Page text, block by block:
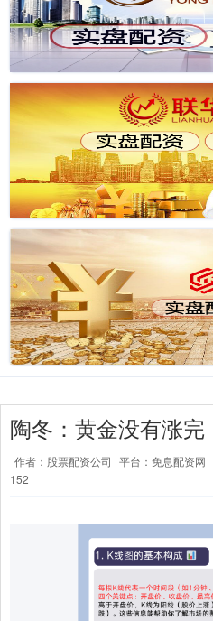
陶冬：黄金没有涨完
作者：股票配资公司 平台：免息配资网
152